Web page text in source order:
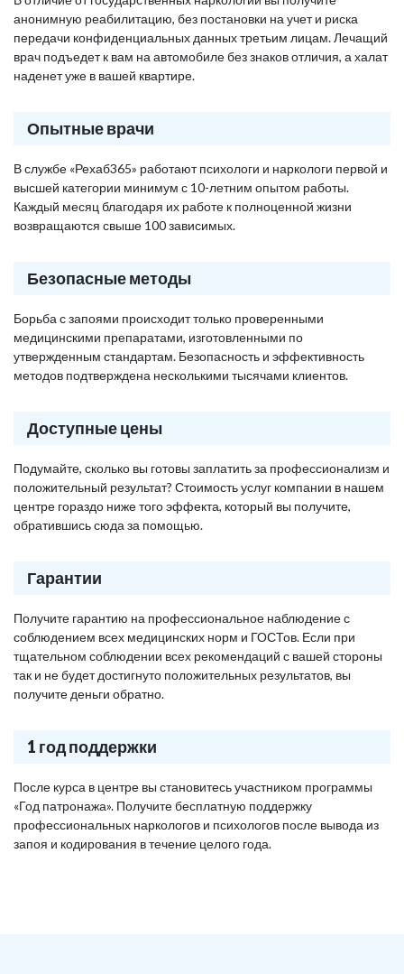
анонимную реабилитацию, без постановки на учет и риска
передачи конфиденциальных данных третьим лицам. Лечащий
врач подъедет к вам на автомобиле без знаков отличия, а халат
наденет уже в вашей квартире.
Опытные врачи
В службе «Рехаб365» работают психологи и наркологи первой и
высшей категории минимум с 10-летним опытом работы.
Каждый месяц благодаря их работе к полноценной жизни
возвращаются свыше 100 зависимых.
Безопасные методы
Борьба с запоями происходит только проверенными
медицинскими препаратами, изготовленными по
утвержденным стандартам. Безопасность и эффективность
методов подтверждена несколькими тысячами клиентов.
Доступные цены
Подумайте, сколько вы готовы заплатить за профессионализм и
положительный результат? Стоимость услуг компании в нашем
центре гораздо ниже того эффекта, который вы получите,
обратившись сюда за помощью.
Гарантии
Получите гарантию на профессиональное наблюдение с
соблюдением всех медицинских норм и ГОСТов. Если при
тщательном соблюдении всех рекомендаций с вашей стороны
так и не будет достигнуто положительных результатов, вы
получите деньги обратно.
1 год поддержки
После курса в центре вы становитесь участником программы
«Год патронажа». Получите бесплатную поддержку
профессиональных наркологов и психологов после вывода из
запоя и кодирования в течение целого года.